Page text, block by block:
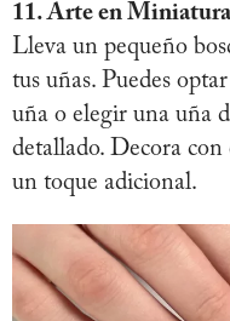
11. Arte en
Lleva un pequeño
tus uñas. Puedes
uña o elegir una uña
detallado. Decora con
un toque adicional.